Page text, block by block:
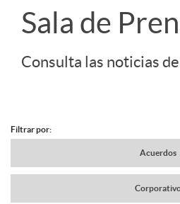
S
Sala de
Consulta las noticias
N
Filtrar por:
Acuerdos